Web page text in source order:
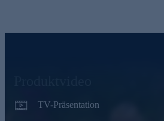
TV-Präsentation